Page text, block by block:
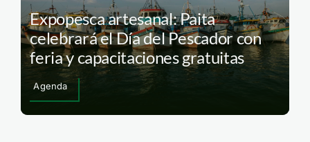
Expopesca artesanal: Paita
celebrará el Día del Pescador con
feria y capacitaciones gratuitas
Agenda